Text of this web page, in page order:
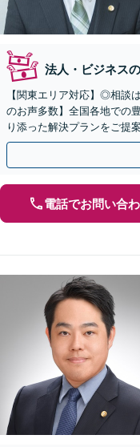
法人・ビジネス
【関東エリア対応】◎相談
のお声多数】全国各地での
り添った解決プランをご提
問わず柔軟に対応しますの
電話でお問い合